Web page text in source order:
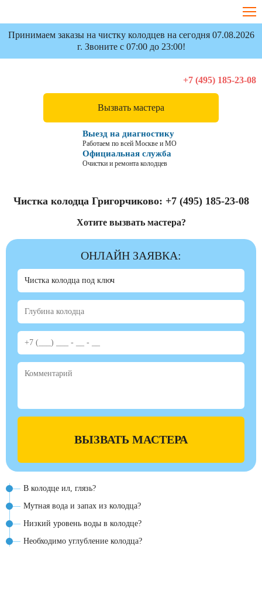
Принимаем заказы на чистку колодцев на сегодня 07.08.2026
г. Звоните с 07:00 до 23:00!
Вызвать мастера
Выезд на диагностику
Работаем по всей Москве и МО
Официальная служба
Очистки и ремонта колодцев
+7 (495) 185-23-08
Чистка колодца Григорчиково: +7 (495) 185-23-08
Хотите вызвать мастера?
ОНЛАЙН ЗАЯВКА:
ВЫЗВАТЬ МАСТЕРА
В колодце ил, глязь?
Мутная вода и запах из колодца?
Низкий уровень воды в колодце?
Необходимо углубление колодца?